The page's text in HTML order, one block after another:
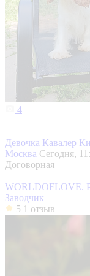
4
Девочка Кавалер
Москва Сегодня,
Договорная
WORLDOFLOVE.
Заводчик
5 1 отзыв